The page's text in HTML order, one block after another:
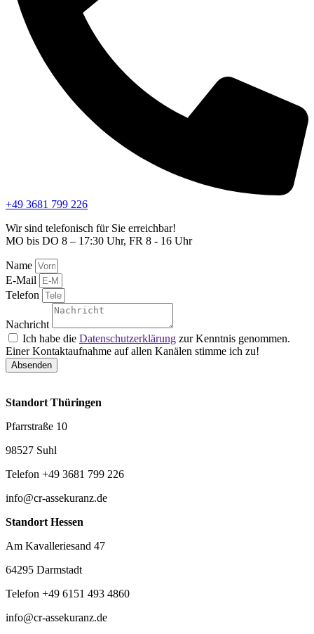
+49 3681 799 226
Wir sind telefonisch für Sie erreichbar!
MO bis DO 8 – 17:30 Uhr, FR 8 - 16 Uhr
Name
E-Mail
Telefon
Nachricht
Ich habe die Datenschutzerklärung zur Kenntnis genommen.
Einer Kontaktaufnahme auf allen Kanälen stimme ich zu!
Absenden
Standort Thüringen
Pfarrstraße 10
98527 Suhl
Telefon +49 3681 799 226
info@cr-assekuranz.de
Standort Hessen
Am Kavalleriesand 47
64295 Darmstadt
Telefon +49 6151 493 4860
info@cr-assekuranz.de